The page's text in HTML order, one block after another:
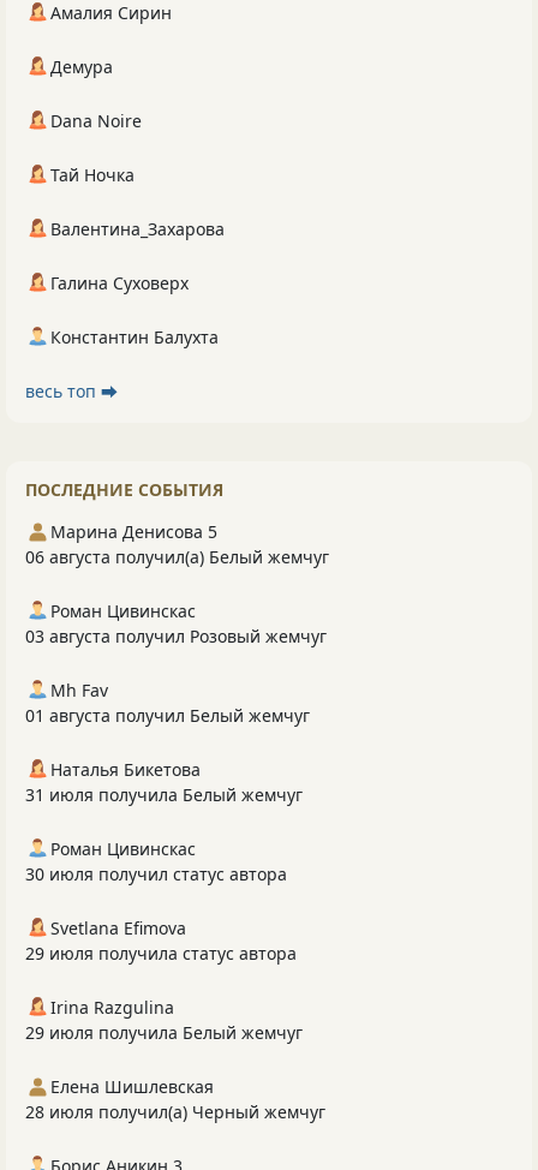
Амалия Сирин
Демура
Dana Noire
Тай Ночка
Валентина_Захарова
Галина Суховерх
Константин Балухта
весь топ ⮕
ПОСЛЕДНИЕ СОБЫТИЯ
Марина Денисова 5
06 августа получил(а) Белый жемчуг
Роман Цивинскас
03 августа получил Розовый жемчуг
Mh Fav
01 августа получил Белый жемчуг
Наталья Бикетова
31 июля получила Белый жемчуг
Роман Цивинскас
30 июля получил статус автора
Svetlana Efimova
29 июля получила статус автора
Irina Razgulina
29 июля получила Белый жемчуг
Елена Шишлевская
28 июля получил(а) Черный жемчуг